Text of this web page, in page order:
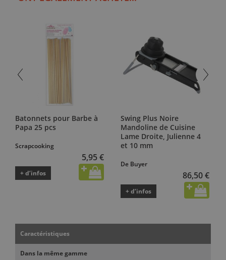
Batonnets pour Barbe à
Papa 25 pcs
Scrapcooking
5,95 €
+ d’infos
Swing Plus Noire
Mandoline de Cuisine
Lame Droite, Julienne 4
et 10 mm
De Buyer
86,50 €
+ d’infos
Caractéristiques
Dans la même gamme